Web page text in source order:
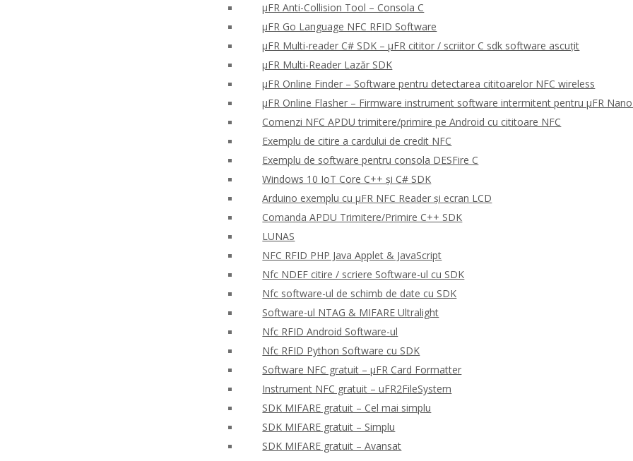
μFR Anti-Collision Tool – Consola C
μFR Go Language NFC RFID Software
μFR Multi-reader C# SDK – μFR cititor / scriitor C sdk software ascuțit
μFR Multi-Reader Lazăr SDK
μFR Online Finder – Software pentru detectarea cititoarelor NFC wireless
μFR Online Flasher – Firmware instrument software intermitent pentru μFR
Comenzi NFC APDU trimitere/primire pe Android cu cititoare NFC
Exemplu de citire a cardului de credit NFC
Exemplu de software pentru consola DESFire C
Windows 10 IoT Core C++ și C# SDK
Arduino exemplu cu μFR NFC Reader și ecran LCD
Comanda APDU Trimitere/Primire C++ SDK
LUNAS
NFC RFID PHP Java Applet & JavaScript
Nfc NDEF citire / scriere Software-ul cu SDK
Nfc software-ul de schimb de date cu SDK
Software-ul NTAG & MIFARE Ultralight
Nfc RFID Android Software-ul
Nfc RFID Python Software cu SDK
Software NFC gratuit – μFR Card Formatter
Instrument NFC gratuit – uFR2FileSystem
SDK MIFARE gratuit – Cel mai simplu
SDK MIFARE gratuit – Simplu
SDK MIFARE gratuit – Avansat